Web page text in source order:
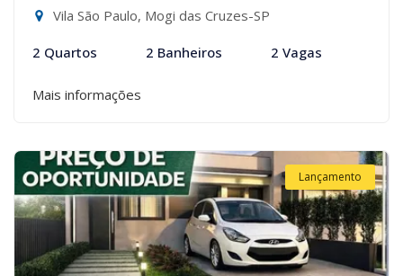
Vila São Paulo, Mogi das Cruzes-SP
2 Quartos 2 Banheiros 2 Vagas
Mais informações
Lançamento